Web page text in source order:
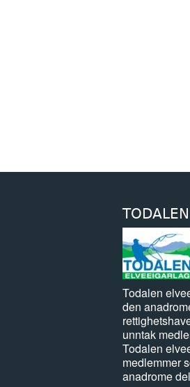
Todalen
den
unntak
Todalen
medlemmer
anadrome